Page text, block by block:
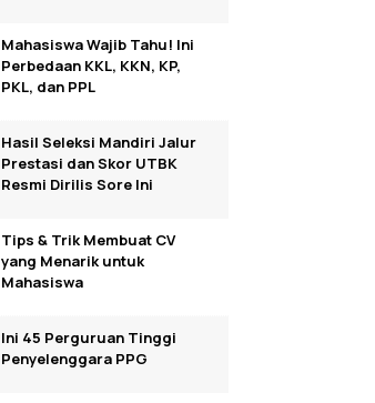
Mahasiswa Wajib Tahu! Ini
Perbedaan KKL, KKN, KP,
PKL, dan PPL
Hasil Seleksi Mandiri Jalur
Prestasi dan Skor UTBK
Resmi Dirilis Sore Ini
Tips & Trik Membuat CV
yang Menarik untuk
Mahasiswa
Ini 45 Perguruan Tinggi
Penyelenggara PPG